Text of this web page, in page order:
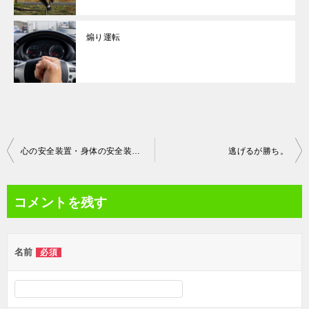
煽り運転
投
ビ
ー
シ
心の安全装置・身体の安全装置。 逃げるが勝ち。
コメントを残す
名前 必須